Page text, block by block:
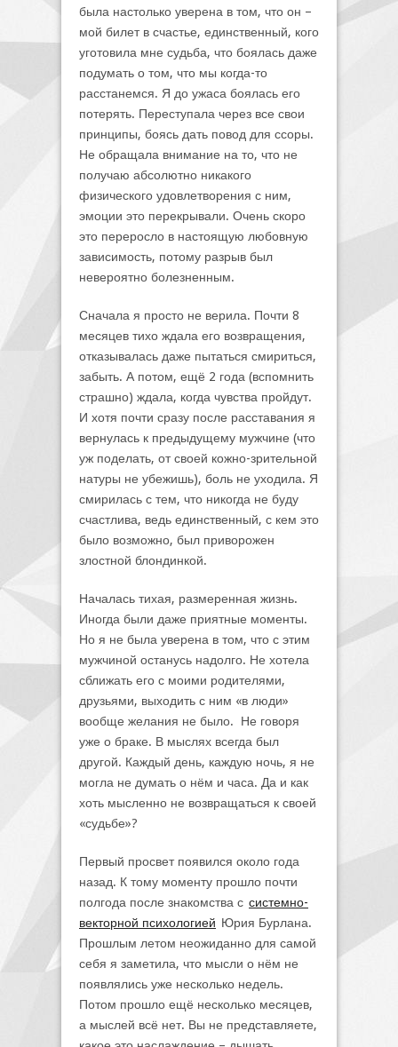
была настолько уверена в том, что он –
мой билет в счастье, единственный, кого
уготовила мне судьба, что боялась даже
подумать о том, что мы когда-то
расстанемся. Я до ужаса боялась его
потерять. Переступала через все свои
принципы, боясь дать повод для ссоры.
Не обращала внимание на то, что не
получаю абсолютно никакого
физического удовлетворения с ним,
эмоции это перекрывали. Очень скоро
это переросло в настоящую любовную
зависимость, потому разрыв был
невероятно болезненным.
Сначала я просто не верила. Почти 8
месяцев тихо ждала его возвращения,
отказывалась даже пытаться смириться,
забыть. А потом, ещё 2 года (вспомнить
страшно) ждала, когда чувства пройдут.
И хотя почти сразу после расставания я
вернулась к предыдущему мужчине (что
уж поделать, от своей кожно-зрительной
натуры не убежишь), боль не уходила. Я
смирилась с тем, что никогда не буду
счастлива, ведь единственный, с кем это
было возможно, был приворожен
злостной блондинкой.
Началась тихая, размеренная жизнь.
Иногда были даже приятные моменты.
Но я не была уверена в том, что с этим
мужчиной останусь надолго. Не хотела
сближать его с моими родителями,
друзьями, выходить с ним «в люди»
вообще желания не было. Не говоря
уже о браке. В мыслях всегда был
другой. Каждый день, каждую ночь, я не
могла не думать о нём и часа. Да и как
хоть мысленно не возвращаться к своей
«судьбе»?
Первый просвет появился около года
назад. К тому моменту прошло почти
полгода после знакомства с системно-
векторной психологией Юрия Бурлана.
Прошлым летом неожиданно для самой
себя я заметила, что мысли о нём не
появлялись уже несколько недель.
Потом прошло ещё несколько месяцев,
а мыслей всё нет. Вы не представляете,